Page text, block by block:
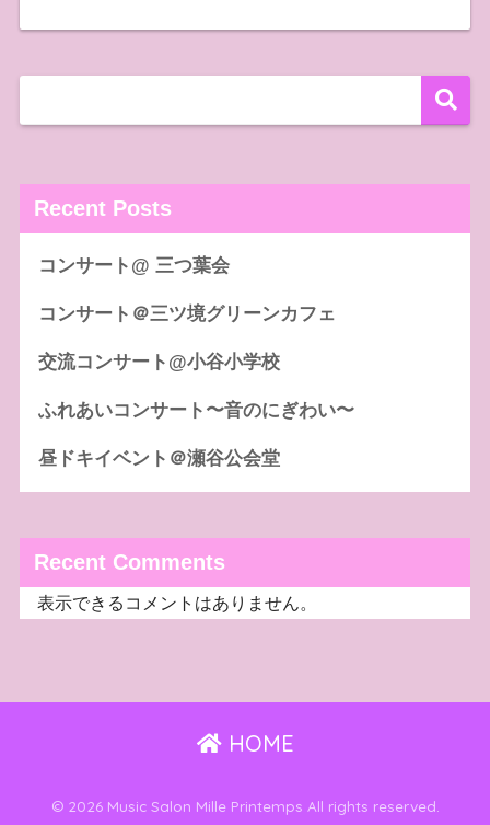
Recent Posts
コンサート@ 三つ葉会
コンサート＠三ツ境グリーンカフェ
交流コンサート@小谷小学校
ふれあいコンサート〜音のにぎわい〜
昼ドキイベント＠瀬谷公会堂
Recent Comments
表示できるコメントはありません。
HOME
© 2026 Music Salon Mille Printemps All rights reserved.